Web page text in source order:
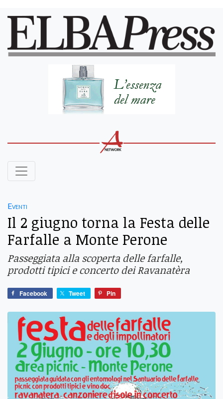
Eventi
Il 2 giugno torna la Festa delle
Farfalle a Monte Perone
Passeggiata alla scoperta delle farfalle,
prodotti tipici e concerto dei Ravanatèra
Facebook Tweet Pin